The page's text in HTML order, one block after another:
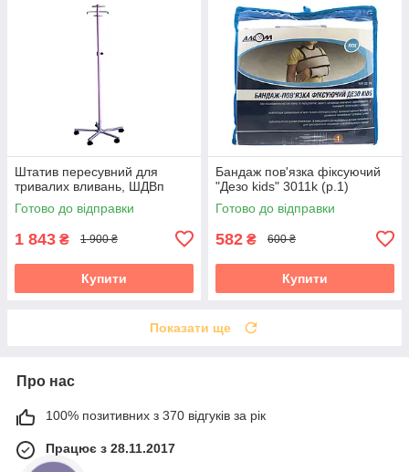
Штатив пересувний для
тривалих вливань, ШДВп
Готово до відправки
1 843 ₴ 1 900 ₴
Купити
Бандаж пов'язка фіксуючий
"Дезо kids" 3011k (р.1)
Готово до відправки
582 ₴ 600 ₴
Купити
Показати ще
Про нас
100% позитивних з 370 відгуків за рік
Працює з 28.11.2017